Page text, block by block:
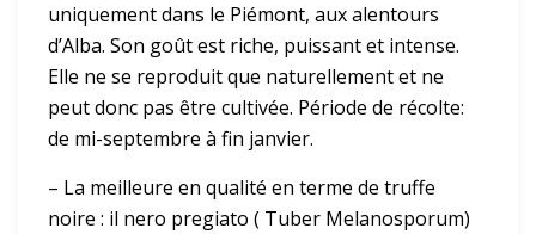
uniquement dans le Piémont, aux alentours
d’Alba. Son goût est riche, puissant et intense.
Elle ne se reproduit que naturellement et ne
peut donc pas être cultivée. Période de récolte:
de mi-septembre à fin janvier.
– La meilleure en qualité en terme de truffe
noire : il nero pregiato ( Tuber Melanosporum)